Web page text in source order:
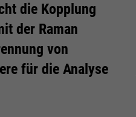
die Kopplung
der Raman
von
für die Analyse